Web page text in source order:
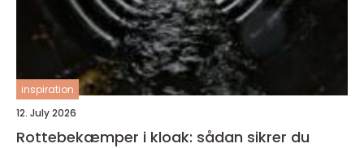
inspiration
12. July 2026
Rottebekæmper i kloak: sådan sikrer du